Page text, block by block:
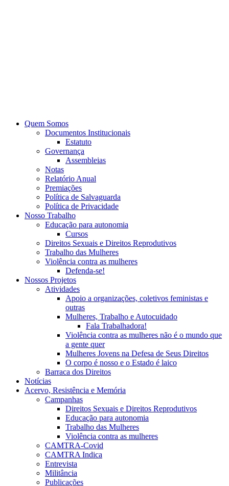
Quem Somos
Documentos Institucionais
Estatuto
Governança
Assembleias
Notas
Relatório Anual
Premiações
Política de Salvaguarda
Política de Privacidade
Nosso Trabalho
Educação para autonomia
Cursos
Direitos Sexuais e Direitos Reprodutivos
Trabalho das Mulheres
Violência contra as mulheres
Defenda-se!
Nossos Projetos
Atividades
Apoio a organizações, coletivos feministas e
outras
Mulheres, Trabalho e Autocuidado
Fala Trabalhadora!
Violência contra as mulheres não é o mundo que
a gente quer
Mulheres Jovens na Defesa de Seus Direitos
O corpo é nosso e o Estado é laico
Barraca dos Direitos
Notícias
Acervo, Resistência e Memória
Campanhas
Direitos Sexuais e Direitos Reprodutivos
Educação para autonomia
Trabalho das Mulheres
Violência contra as mulheres
CAMTRA-Covid
CAMTRA Indica
Entrevista
Militância
Publicações